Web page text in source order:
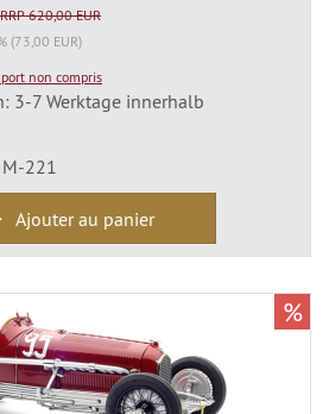
620,00 EUR
(73,00 EUR)
non compris
3-7 Werktage innerhalb
M-221
Ajouter au panier
%